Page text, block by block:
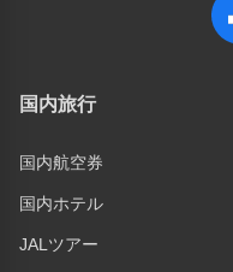
国内旅行
国内航空券
国内ホテル
JALツアー